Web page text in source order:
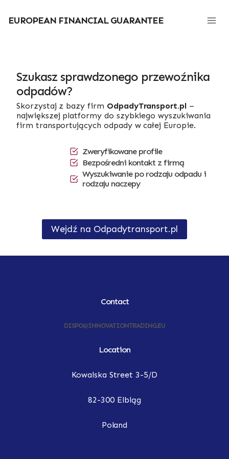
treści
EUROPEAN FINANCIAL GUARANTEE
Szukasz sprawdzonego przewoźnika
odpadów?
Skorzystaj z bazy firm OdpadyTransport.pl–
największej platformy do szybkiego wyszukiwania
firm transportujących odpady w całej Europie.
Zweryfikowane profile
Bezpośredni kontakt z firmą
Wyszukiwanie po rodzaju odpadu i
rodzaju naczepy
Wejdź na Odpadytransport.pl
Contact
DISPO@INNOVATIONTRADING.EU
Location
Kowalska Street 3-5/D
82-300 Elbląg
Poland